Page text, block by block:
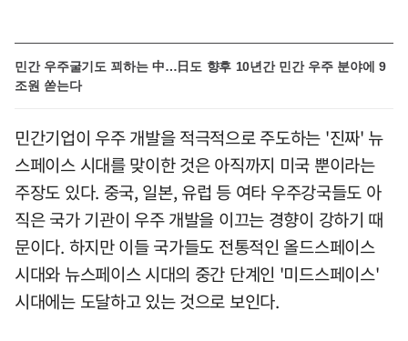
민간 우주굴기도 꾀하는 中…日도 향후 10년간 민간 우주 분야에 9
조원 쏟는다
민간기업이 우주 개발을 적극적으로 주도하는 '진짜' 뉴
스페이스 시대를 맞이한 것은 아직까지 미국 뿐이라는
주장도 있다. 중국, 일본, 유럽 등 여타 우주강국들도 아
직은 국가 기관이 우주 개발을 이끄는 경향이 강하기 때
문이다. 하지만 이들 국가들도 전통적인 올드스페이스
시대와 뉴스페이스 시대의 중간 단계인 '미드스페이스'
시대에는 도달하고 있는 것으로 보인다.